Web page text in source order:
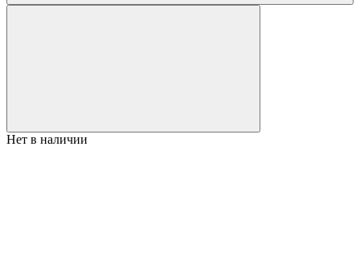
Нет в наличии